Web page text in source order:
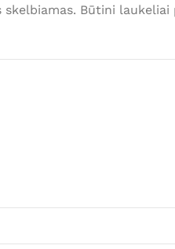
skelbiamas. Būtini laukeliai